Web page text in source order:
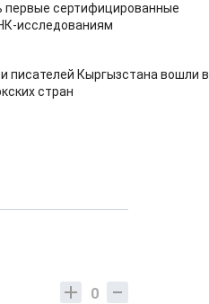
первые сертифицированные
исследованиям
писателей Кыргызстана вошли в
стран
0